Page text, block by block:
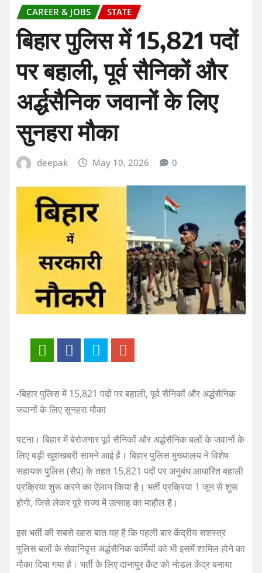
CAREER & JOBS STATE
बिहार पुलिस में 15,821 पदों
पर बहाली, पूर्व सैनिकों और
अर्द्धसैनिक जवानों के लिए
सुनहरा मौका
deepak May 10, 2026 0
-बिहार पुलिस में 15,821 पदों पर बहाली, पूर्व सैनिकों और अर्द्धसैनिक
जवानों के लिए सुनहरा मौका
पटना। बिहार में बेरोजगार पूर्व सैनिकों और अर्द्धसैनिक बलों के जवानों के
लिए बड़ी खुशखबरी सामने आई है। बिहार पुलिस मुख्यालय ने विशेष
सहायक पुलिस (सैप) के तहत 15,821 पदों पर अनुबंध आधारित बहाली
प्रक्रिया शुरू करने का ऐलान किया है। भर्ती प्रक्रिया 1 जून से शुरू
होगी, जिसे लेकर पूरे राज्य में उत्साह का माहौल है।
इस भर्ती की सबसे खास बात यह है कि पहली बार केंद्रीय सशस्त्र
पुलिस बलों के सेवानिवृत्त अर्द्धसैनिक कर्मियों को भी इसमें शामिल होने का
मौका दिया गया है। भर्ती के लिए दानापुर कैंट को नोडल केंद्र बनाया